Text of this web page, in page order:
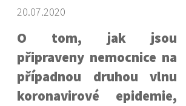
20.07.2020
O tom, jak jsou
připraveny nemocnice na
případnou druhou vlnu
koronavirové epidemie,